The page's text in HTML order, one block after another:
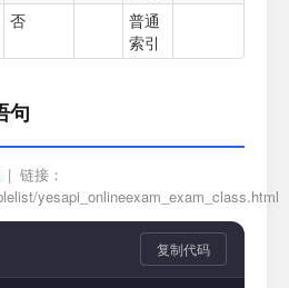
否
普通
索引
句
| 链接：
yesapi_onlineexam_exam_class.html
复制代码